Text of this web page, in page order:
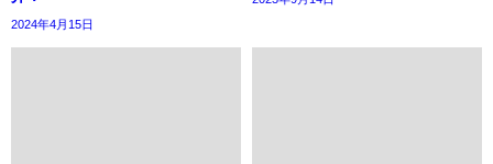
2024年4月15日